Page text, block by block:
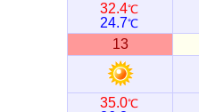
32.4℃
24.7℃
13
35.0℃